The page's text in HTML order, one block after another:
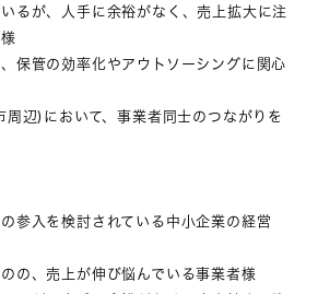
るが、人手に余裕がなく、売上拡大に注
保管の効率化やアウトソーシングに関心
周辺)において、事業者同士のつながりを
参入を検討されている中小企業の経営
の、売上が伸び悩んでいる事業者様